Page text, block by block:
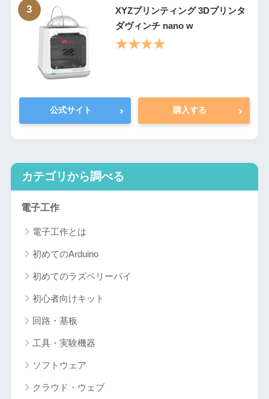
3
XYZプリンティング 3Dプリンタ
ダヴィンチ nano w
★★★★
公式サイト › 購入する ›
カテゴリから調べる
電子工作
電子工作とは
初めてのArduino
初めてのラズベリーパイ
初心者向けキット
回路・基板
工具・実験機器
ソフトウェア
クラウド・ウェブ